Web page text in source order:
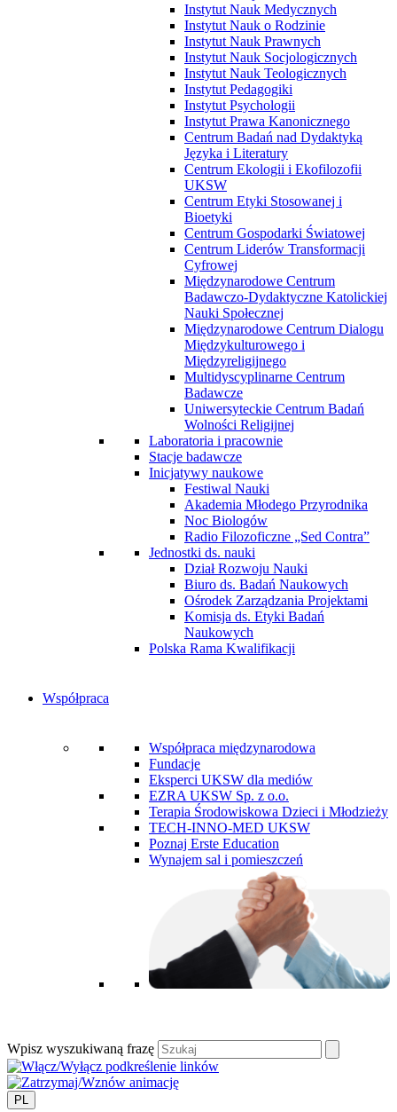
Instytut Nauk Medycznych
Instytut Nauk o Rodzinie
Instytut Nauk Prawnych
Instytut Nauk Socjologicznych
Instytut Nauk Teologicznych
Instytut Pedagogiki
Instytut Psychologii
Instytut Prawa Kanonicznego
Centrum Badań nad Dydaktyką
Języka i Literatury
Centrum Ekologii i Ekofilozofii
UKSW
Centrum Etyki Stosowanej i
Bioetyki
Centrum Gospodarki Światowej
Centrum Liderów Transformacji
Cyfrowej
Międzynarodowe Centrum
Badawczo-Dydaktyczne Katolickiej
Nauki Społecznej
Międzynarodowe Centrum Dialogu
Międzykulturowego i
Międzyreligijnego
Multidyscyplinarne Centrum
Badawcze
Uniwersyteckie Centrum Badań
Wolności Religijnej
Laboratoria i pracownie
Stacje badawcze
Inicjatywy naukowe
Festiwal Nauki
Akademia Młodego Przyrodnika
Noc Biologów
Radio Filozoficzne „Sed Contra”
Jednostki ds. nauki
Dział Rozwoju Nauki
Biuro ds. Badań Naukowych
Ośrodek Zarządzania Projektami
Komisja ds. Etyki Badań
Naukowych
Polska Rama Kwalifikacji
Współpraca
Współpraca międzynarodowa
Fundacje
Eksperci UKSW dla mediów
EZRA UKSW Sp. z o.o.
Terapia Środowiskowa Dzieci i Młodzieży
TECH-INNO-MED UKSW
Poznaj Erste Education
Wynajem sal i pomieszczeń
Wpisz wyszukiwaną frazę
PL